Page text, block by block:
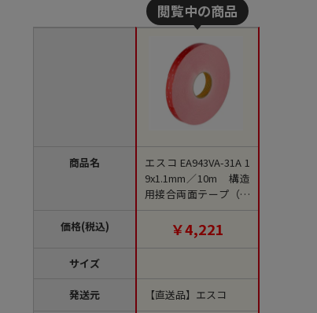
商品名
価格(税込)
サイズ
発送元
エスコ EA943VA-31A 1
9x1.1mm／10m 構造
用接合両面テープ（多
用途） 1個（ご注文単
位1個）【直送品】
￥4,221
【直送品】エスコ